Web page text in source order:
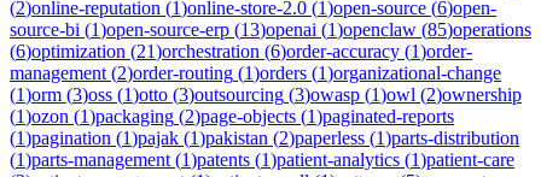
(2)online-reputation (1)online-store-2.0 (1)open-source (6)open-
source-bi (1)open-source-erp (13)openai (1)openclaw (85)operations
(6)optimization (21)orchestration (6)order-accuracy (1)order-
management (2)order-routing (1)orders (1)organizational-change
(1)orm (3)oss (1)otto (3)outsourcing (3)owasp (1)owl (2)ownership
(1)ozon (1)packaging (2)page-objects (1)paginated-reports
(1)pagination (1)pajak (1)pakistan (2)paperless (1)parts-distribution
(1)parts-management (1)patents (1)patient-analytics (1)patient-care